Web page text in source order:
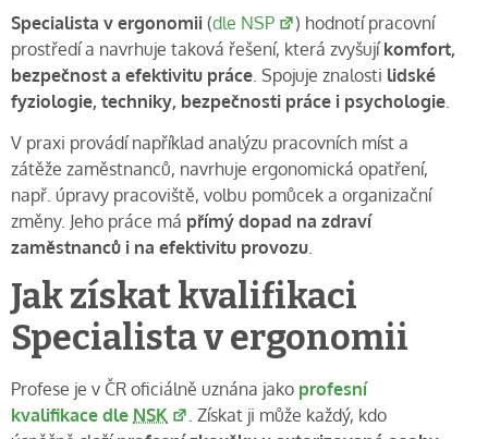
Specialista v ergonomii (dle NSP
) hodnotí pracovní
prostředí a navrhuje taková řešení, která zvyšujíkomfort,
bezpečnost a efektivitu práce . Spojuje znalosti lidské
fyziologie, techniky, bezpečnosti práce i psychologie
V praxi provádí například analýzu pracovních míst a
zátěže zaměstnanců, navrhuje ergonomická opatření,
např. úpravy pracoviště, volbu pomůcek a organizační
změny. Jeho práce má přímý dopad na zdraví
zaměstnanců i na efektivitu provozu.
Jak získat kvalifikaci
Specialista v ergonomii
Profese je v ČR oficiálně uznána jako profesní
kvalifikace dle NSK
. Získat ji může každý, kdo